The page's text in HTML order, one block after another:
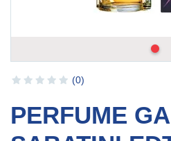
(0)
PERFUME